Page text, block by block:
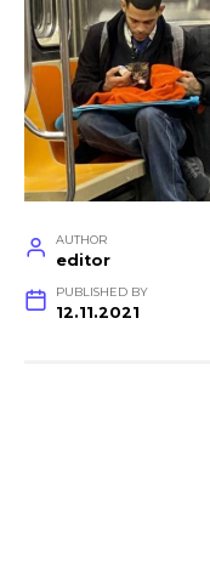
AUTHOR
editor
PUBLISHED BY
12.11.2021